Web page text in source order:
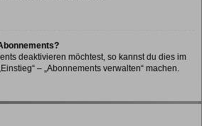
deaktivieren möchtest, so kannst du dies im
– „Abonnements verwalten“ machen.